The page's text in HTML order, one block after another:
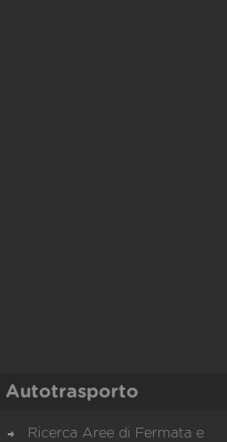
Autotrasporto
Ricerca Aree di Fermata e